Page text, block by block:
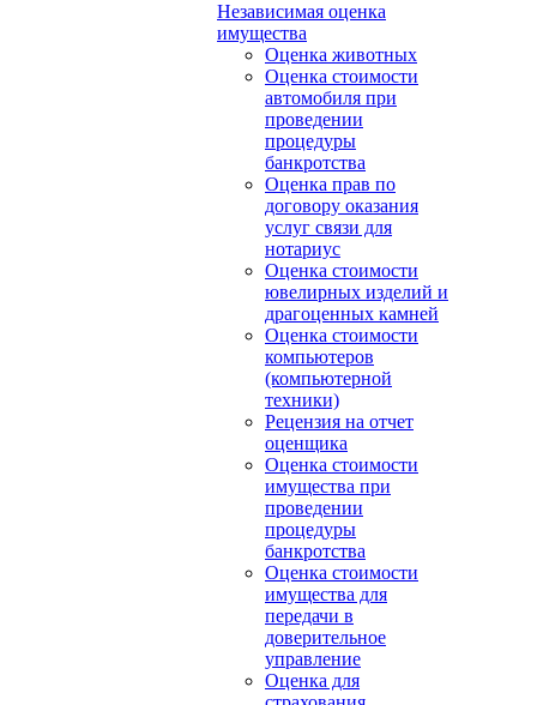
Независимая оценка
имущества
Оценка животных
Оценка стоимости
автомобиля при
проведении
процедуры
банкротства
Оценка прав по
договору оказания
услуг связи для
нотариус
Оценка стоимости
ювелирных изделий и
драгоценных камней
Оценка стоимости
компьютеров
(компьютерной
техники)
Рецензия на отчет
оценщика
Оценка стоимости
имущества при
проведении
процедуры
банкротства
Оценка стоимости
имущества для
передачи в
доверительное
управление
Оценка для